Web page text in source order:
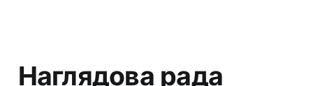
Наглядова рада